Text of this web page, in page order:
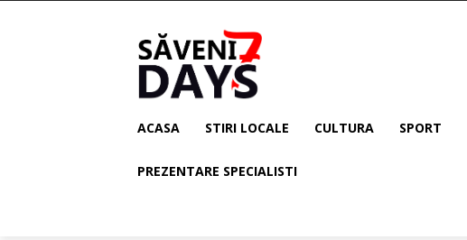
ACASA STIRI LOCALE CULTURA SPORT
PREZENTARE SPECIALISTI